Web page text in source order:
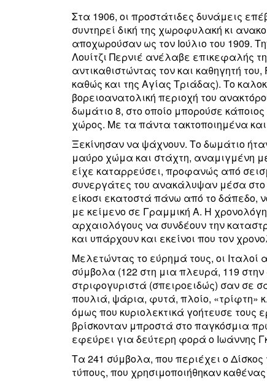
Στα 1906, οι προστάτιδες δυνάμεις
συντηρεί δική της χωροφυλακή κι
αποχωρούσαν ως τον Ιούλιο του 1909.
Λουίτζι Περνιέ ανέλαβε επικεφαλής
αντικαθιστώντας τον και καθηγητή
καθώς και της Αγίας Τριάδας). Το
βορειοανατολική περιοχή του
δωμάτιο 8, στο οποίο μπορούσε
χώρος. Με τα πάντα τακτοποιημένα
Ξεκίνησαν να ψάχνουν. Το δωμάτιο
μαύρο χώμα και στάχτη, αναμιγμένη
είχε καταρρεύσει, προφανώς από
συνεργάτες του ανακάλυψαν μέσα
είκοσι εκατοστά πάνω από το δάπεδο,
με κείμενο σε Γραμμική Α. Η
αρχαιολόγους να συνδέουν την
και υπάρχουν και εκείνοι που τον
Μελετώντας το εύρημά τους, οι Ιταλοί
σύμβολα (122 στη μια πλευρά, 119
στριφογυριστά (σπειροειδώς) σαν σε
πουλιά, ψάρια, φυτά, πλοίο, «τρίφτη»
όμως που κυριολεκτικά γοήτευσε τους
βρίσκονταν μπροστά στο παγκόσμια
εφεύρει για δεύτερη φορά ο Ιωάννης
Τα 241 σύμβολα, που περιέχει ο
τύπους, που χρησιμοποιήθηκαν